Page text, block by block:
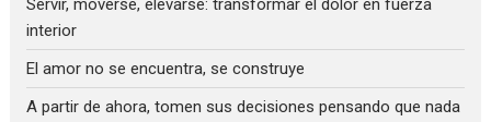
Servir, moverse, elevarse: transformar el dolor en fuerza
interior
El amor no se encuentra, se construye
A partir de ahora, tomen sus decisiones pensando que nada